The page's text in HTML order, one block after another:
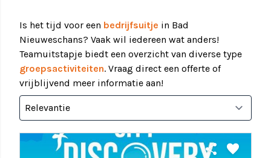
Is het tijd voor een bedrijfsuitje in Bad
Nieuweschans? Vaak wil iedereen wat anders!
Teamuitstapje biedt een overzicht van diverse type
groepsactiviteiten. Vraag direct een offerte of
vrijblijvend meer informatie aan!
share favorite